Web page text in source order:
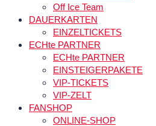
Off Ice Team
DAUERKARTEN
EINZELTICKETS
ECHte PARTNER
ECHte PARTNER
EINSTEIGERPAKETE
VIP-TICKETS
VIP-ZELT
FANSHOP
ONLINE-SHOP